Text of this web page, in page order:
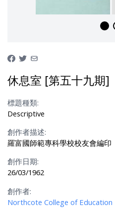
休息室 [第五十九期]
標題種類:
Descriptive
創作者描述:
羅富國師範專科學校校友會編印
創作日期:
26/03/1962
創作者:
Northcote College of